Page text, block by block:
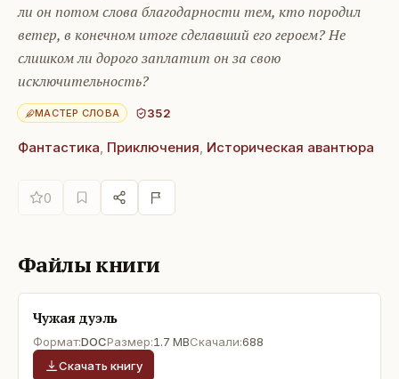
ли он потом слова благодарности тем, кто породил
ветер, в конечном итоге сделавший его героем? Не
слишком ли дорого заплатит он за свою
исключительность?
МАСТЕР СЛОВА 352
Фантастика, Приключения, Историческая авантюра
0
Файлы книги
Чужая дуэль
Формат:DOCРазмер:1.7 MBСкачали:688
Скачать книгу